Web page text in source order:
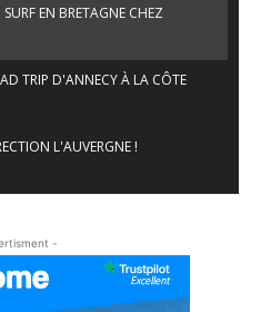
EN BRETAGNE CHEZ
TRIP D'ANNECY À LA CÔTE
L'AUVERGNE !
& RANDONNÉE DANS LES
-